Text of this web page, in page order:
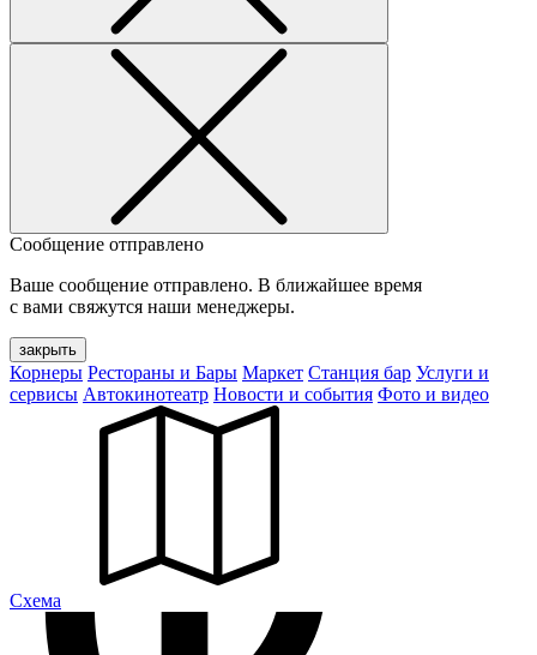
Сообщение отправлено
Ваше сообщение отправлено. В ближайшее время
с вами свяжутся наши менеджеры.
закрыть
Корнеры Рестораны и Бары Маркет Станция бар Услуги и
сервисы Автокинотеатр Новости и события Фото и видео
Cхема